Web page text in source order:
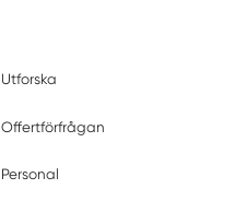
Utforska
Offertförfrågan
Personal